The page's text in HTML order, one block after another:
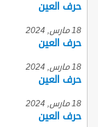
حرف العين
18 مارس, 2024
حرف العين
18 مارس, 2024
حرف العين
18 مارس, 2024
حرف العين